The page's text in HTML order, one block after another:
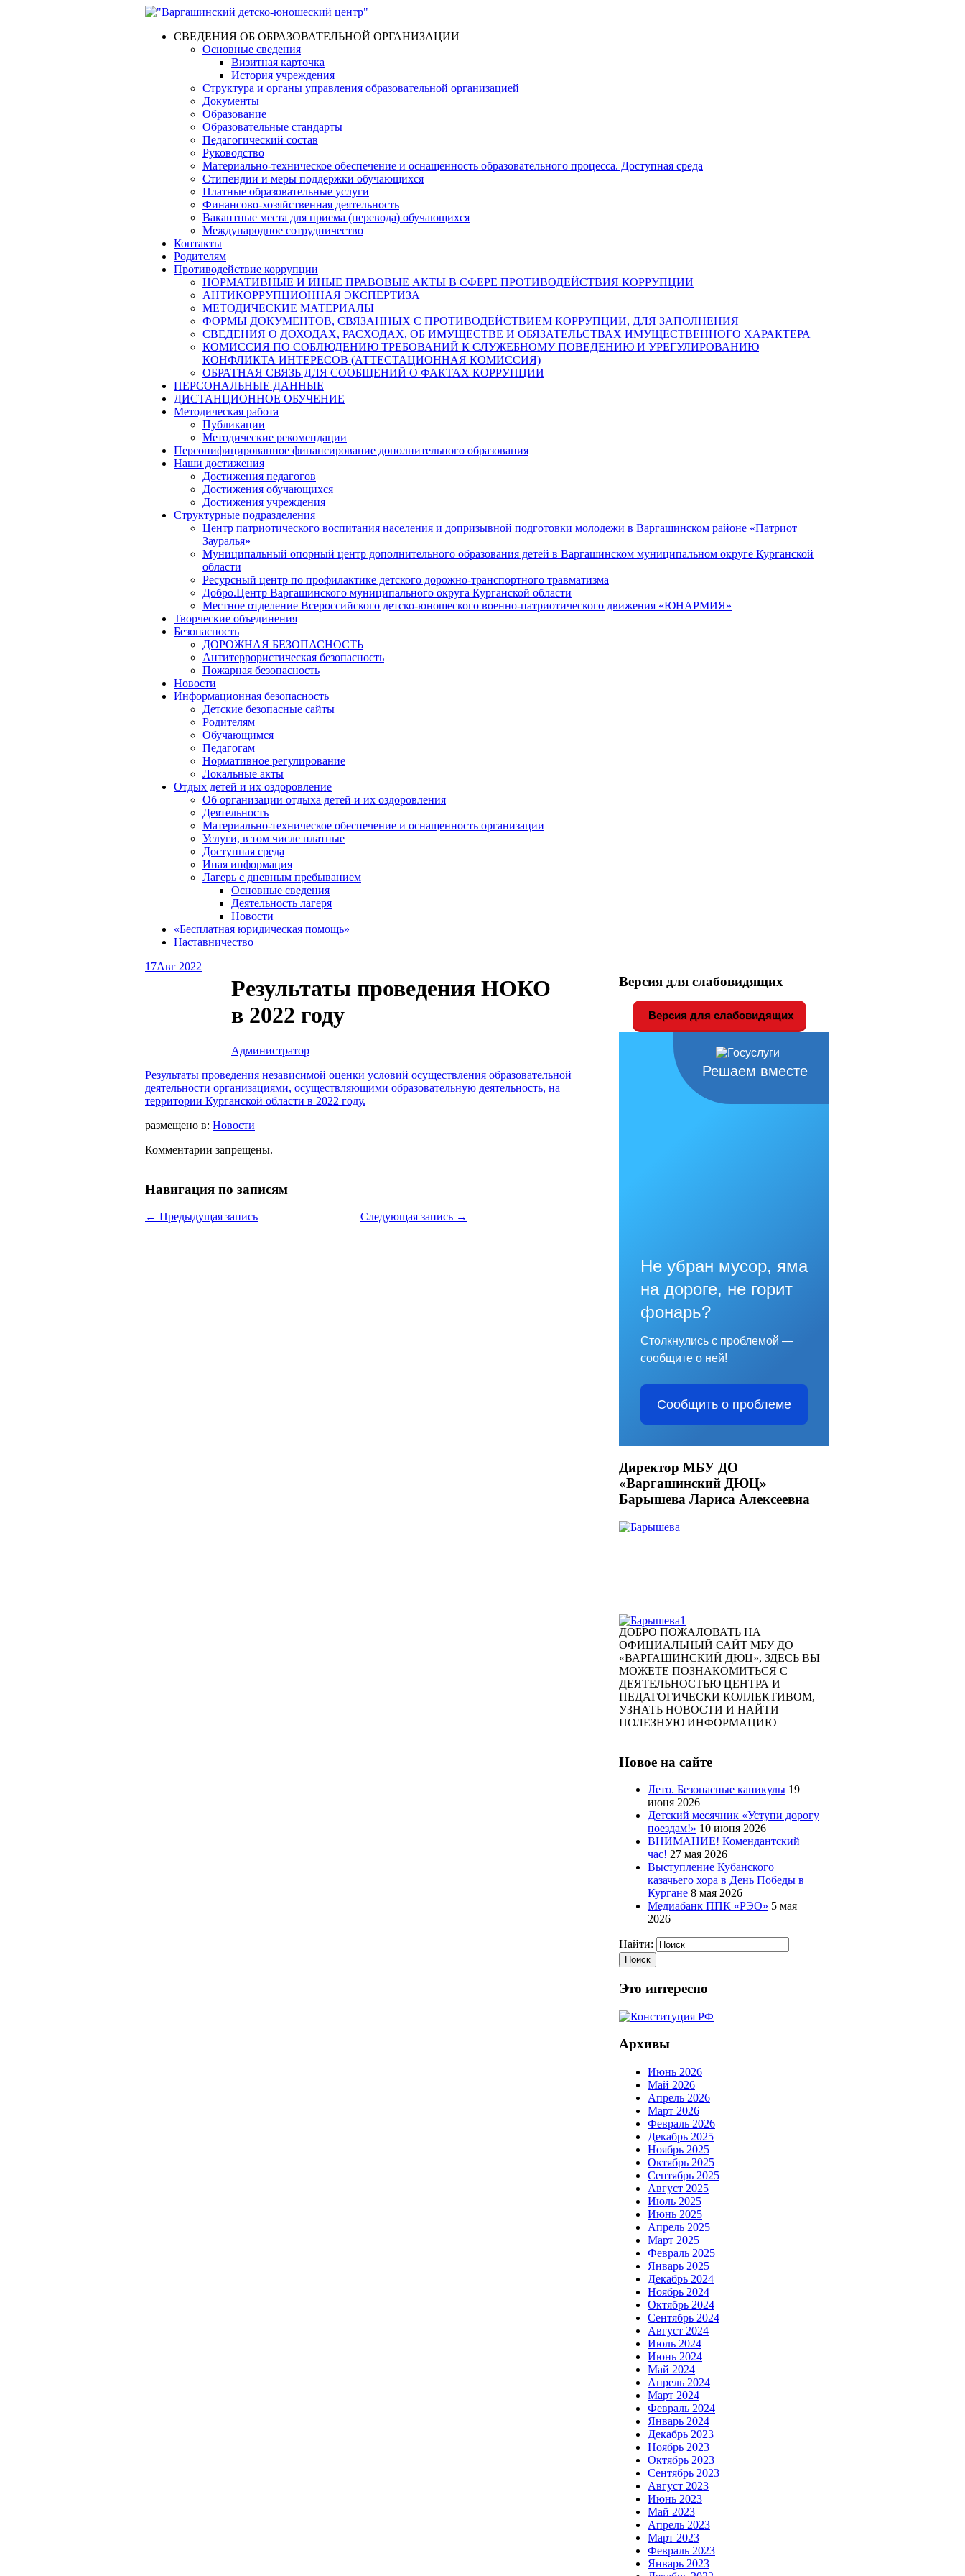
СВЕДЕНИЯ ОБ ОБРАЗОВАТЕЛЬНОЙ ОРГАНИЗАЦИИ
Основные сведения
Визитная карточка
История учреждения
Структура и органы управления образовательной организацией
Документы
Образование
Образовательные стандарты
Педагогический состав
Руководство
Материально-техническое обеспечение и оснащенность образовательного процесса. Доступная среда
Стипендии и меры поддержки обучающихся
Платные образовательные услуги
Финансово-хозяйственная деятельность
Вакантные места для приема (перевода) обучающихся
Международное сотрудничество
Контакты
Родителям
Противодействие коррупции
НОРМАТИВНЫЕ И ИНЫЕ ПРАВОВЫЕ АКТЫ В СФЕРЕ ПРОТИВОДЕЙСТВИЯ КОРРУПЦИИ
АНТИКОРРУПЦИОННАЯ ЭКСПЕРТИЗА
МЕТОДИЧЕСКИЕ МАТЕРИАЛЫ
ФОРМЫ ДОКУМЕНТОВ, СВЯЗАННЫХ С ПРОТИВОДЕЙСТВИЕМ КОРРУПЦИИ, ДЛЯ ЗАПОЛНЕНИЯ
СВЕДЕНИЯ О ДОХОДАХ, РАСХОДАХ, ОБ ИМУЩЕСТВЕ И ОБЯЗАТЕЛЬСТВАХ ИМУЩЕСТВЕННОГО ХАРАКТЕРА
КОМИССИЯ ПО СОБЛЮДЕНИЮ ТРЕБОВАНИЙ К СЛУЖЕБНОМУ ПОВЕДЕНИЮ И УРЕГУЛИРОВАНИЮ
КОНФЛИКТА ИНТЕРЕСОВ (АТТЕСТАЦИОННАЯ КОМИССИЯ)
ОБРАТНАЯ СВЯЗЬ ДЛЯ СООБЩЕНИЙ О ФАКТАХ КОРРУПЦИИ
ПЕРСОНАЛЬНЫЕ ДАННЫЕ
ДИСТАНЦИОННОЕ ОБУЧЕНИЕ
Методическая работа
Публикации
Методические рекомендации
Персонифицированное финансирование дополнительного образования
Наши достижения
Достижения педагогов
Достижения обучающихся
Достижения учреждения
Структурные подразделения
Центр патриотического воспитания населения и допризывной подготовки молодежи в Варгашинском районе «Патриот
Зауралья»
Муниципальный опорный центр дополнительного образования детей в Варгашинском муниципальном округе Курганской
области
Ресурсный центр по профилактике детского дорожно-транспортного травматизма
Добро.Центр Варгашинского муниципального округа Курганской области
Местное отделение Всероссийского детско-юношеского военно-патриотического движения «ЮНАРМИЯ»
Творческие объединения
Безопасность
ДОРОЖНАЯ БЕЗОПАСНОСТЬ
Антитеррористическая безопасность
Пожарная безопасность
Новости
Информационная безопасность
Детские безопасные сайты
Родителям
Обучающимся
Педагогам
Нормативное регулирование
Локальные акты
Отдых детей и их оздоровление
Об организации отдыха детей и их оздоровления
Деятельность
Материально-техническое обеспечение и оснащенность организации
Услуги, в том числе платные
Доступная среда
Иная информация
Лагерь с дневным пребыванием
Основные сведения
Деятельность лагеря
Новости
«Бесплатная юридическая помощь»
Наставничество
17Авг 2022
Результаты проведения НОКО
в 2022 году
Администратор
Результаты проведения независимой оценки условий осуществления образовательной
деятельности организациями, осуществляющими образовательную деятельность, на
территории Курганской области в 2022 году.
размещено в: Новости
Комментарии запрещены.
Навигация по записям
← Предыдущая запись Следующая запись →
Версия для слабовидящих
Версия для слабовидящих
Решаем вместе
Не убран мусор, яма
на дороге, не горит
фонарь?
Столкнулись с проблемой —
сообщите о ней!
Сообщить о проблеме
Директор МБУ ДО
«Варгашинский ДЮЦ»
Барышева Лариса Алексеевна
ДОБРО ПОЖАЛОВАТЬ НА
ОФИЦИАЛЬНЫЙ САЙТ МБУ ДО
«ВАРГАШИНСКИЙ ДЮЦ», ЗДЕСЬ ВЫ
МОЖЕТЕ ПОЗНАКОМИТЬСЯ С
ДЕЯТЕЛЬНОСТЬЮ ЦЕНТРА И
ПЕДАГОГИЧЕСКИ КОЛЛЕКТИВОМ,
УЗНАТЬ НОВОСТИ И НАЙТИ
ПОЛЕЗНУЮ ИНФОРМАЦИЮ
Новое на сайте
Лето. Безопасные каникулы 19
июня 2026
Детский месячник «Уступи дорогу
поездам!» 10 июня 2026
ВНИМАНИЕ! Комендантский
час! 27 мая 2026
Выступление Кубанского
казачьего хора в День Победы в
Кургане 8 мая 2026
Медиабанк ППК «РЭО» 5 мая
2026
Найти:
Это интересно
Архивы
Июнь 2026
Май 2026
Апрель 2026
Март 2026
Февраль 2026
Декабрь 2025
Ноябрь 2025
Октябрь 2025
Сентябрь 2025
Август 2025
Июль 2025
Июнь 2025
Апрель 2025
Март 2025
Февраль 2025
Январь 2025
Декабрь 2024
Ноябрь 2024
Октябрь 2024
Сентябрь 2024
Август 2024
Июль 2024
Июнь 2024
Май 2024
Апрель 2024
Март 2024
Февраль 2024
Январь 2024
Декабрь 2023
Ноябрь 2023
Октябрь 2023
Сентябрь 2023
Август 2023
Июнь 2023
Май 2023
Апрель 2023
Март 2023
Февраль 2023
Январь 2023